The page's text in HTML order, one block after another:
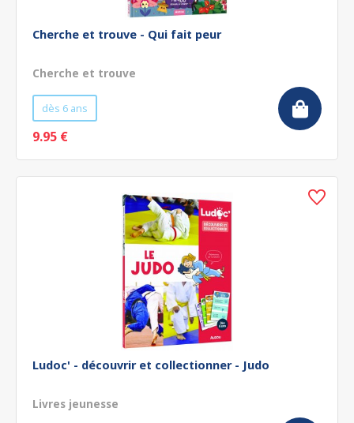
Cherche et trouve - Qui fait peur
Cherche et trouve
dès 6 ans
9.95 €
Ludoc' - découvrir et collectionner - Judo
Livres jeunesse